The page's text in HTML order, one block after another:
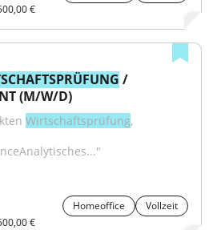
€
/
(M/W/D)
Wirtschaftsprüfung,
Homeoffice
Vollzeit
€